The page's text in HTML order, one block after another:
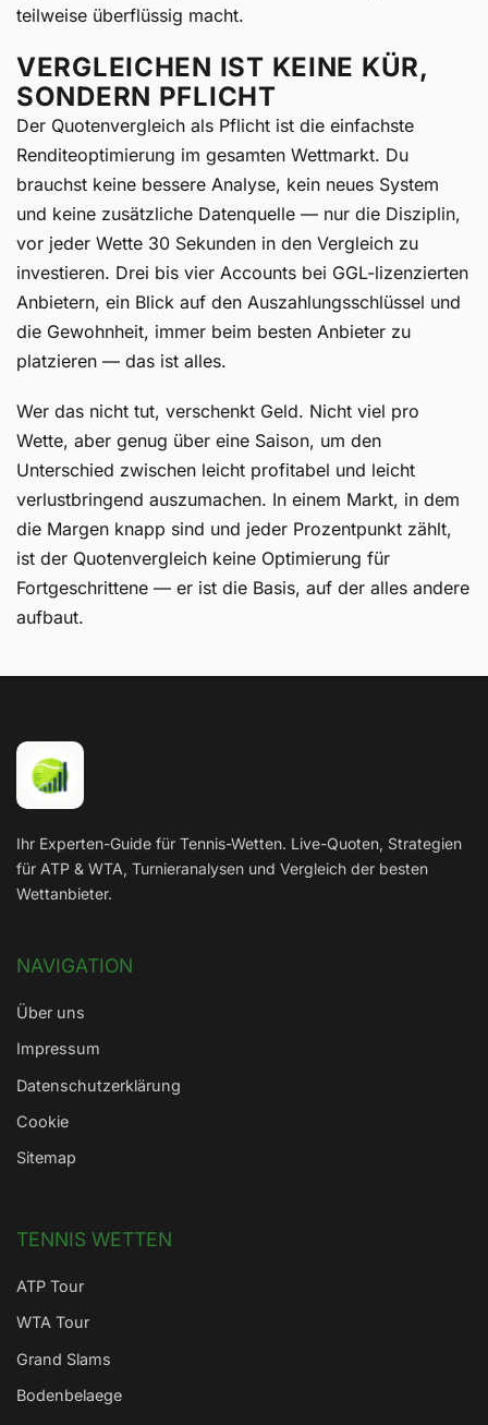
teilweise überflüssig macht.
VERGLEICHEN IST KEINE KÜR,
SONDERN PFLICHT
Der Quotenvergleich als Pflicht ist die einfachste
Renditeoptimierung im gesamten Wettmarkt. Du
brauchst keine bessere Analyse, kein neues System
und keine zusätzliche Datenquelle — nur die Disziplin,
vor jeder Wette 30 Sekunden in den Vergleich zu
investieren. Drei bis vier Accounts bei GGL-lizenzierten
Anbietern, ein Blick auf den Auszahlungsschlüssel und
die Gewohnheit, immer beim besten Anbieter zu
platzieren — das ist alles.
Wer das nicht tut, verschenkt Geld. Nicht viel pro
Wette, aber genug über eine Saison, um den
Unterschied zwischen leicht profitabel und leicht
verlustbringend auszumachen. In einem Markt, in dem
die Margen knapp sind und jeder Prozentpunkt zählt,
ist der Quotenvergleich keine Optimierung für
Fortgeschrittene — er ist die Basis, auf der alles andere
aufbaut.
Ihr Experten-Guide für Tennis-Wetten. Live-Quoten, Strategien
für ATP & WTA, Turnieranalysen und Vergleich der besten
Wettanbieter.
NAVIGATION
Über uns
Impressum
Datenschutzerklärung
Cookie
Sitemap
TENNIS WETTEN
ATP Tour
WTA Tour
Grand Slams
Bodenbelaege